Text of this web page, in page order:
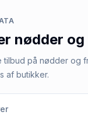
nødder
tilbud på nødder og
af butikker.